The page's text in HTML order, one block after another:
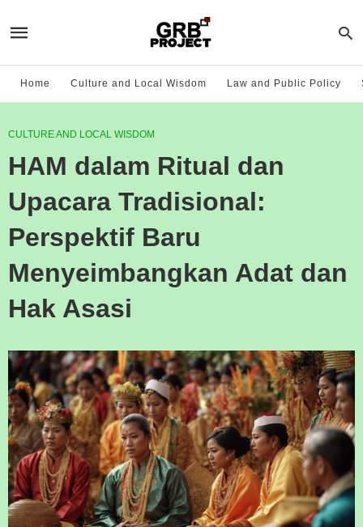
Home Culture and Local Wisdom Law and Public Policy
CULTURE AND LOCAL WISDOM
HAM dalam Ritual dan
Upacara Tradisional:
Perspektif Baru
Menyeimbangkan Adat dan
Hak Asasi